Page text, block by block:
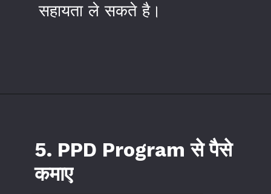
सहायता ले सकते है।
5. PPD Program से पैसे
कमाए